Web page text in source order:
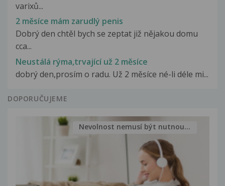
varixů...
2 měsíce mám zarudlý penis
Dobrý den chtěl bych se zeptat již nějakou domu
cca...
Neustálá rýma,trvající už 2 měsíce
dobrý den,prosím o radu. Už 2 měsíce né-li déle mi...
DOPORUČUJEME
Nevolnost nemusí být nutnou...